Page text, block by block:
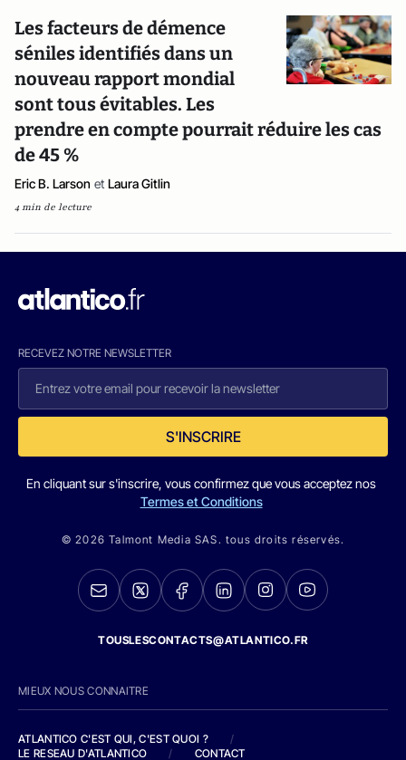
Les facteurs de démence
séniles identifiés dans un
nouveau rapport mondial
sont tous évitables. Les
prendre en compte pourrait réduire les cas
de 45 %
Eric B. Larson et Laura Gitlin
4 min de lecture
RECEVEZ NOTRE NEWSLETTER
S'INSCRIRE
En cliquant sur s'inscrire, vous confirmez que vous acceptez nos
Termes et Conditions
© 2026 Talmont Media SAS. tous droits réservés.
TOUSLESCONTACTS@ATLANTICO.FR
MIEUX NOUS CONNAITRE
ATLANTICO C'EST QUI, C'EST QUOI ?
/
LE RESEAU D'ATLANTICO
/ CONTACT